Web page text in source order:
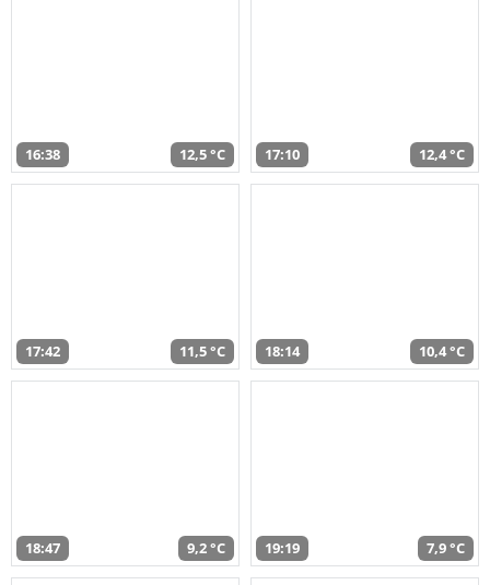
16:38 12,5 °C 17:10 12,4 °C
17:42 11,5 °C 18:14 10,4 °C
18:47 9,2 °C 19:19 7,9 °C